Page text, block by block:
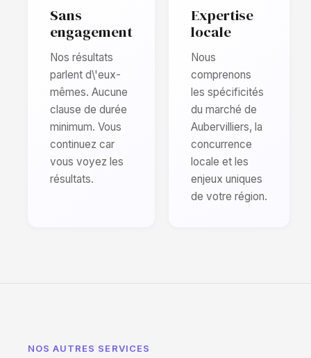
Sans
engagement
Nos résultats
parlent d\'eux-
mêmes. Aucune
clause de durée
minimum. Vous
continuez car
vous voyez les
résultats.
Expertise
locale
Nous
comprenons
les spécificités
du marché de
Aubervilliers, la
concurrence
locale et les
enjeux uniques
de votre région.
NOS AUTRES SERVICES